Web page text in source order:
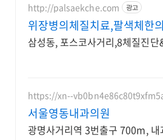
http://palsaekche.com 광고
위장병의체질치료,팔색체한
삼성동, 포스코사거리,8체질진
https://xn--
서울영동내과의원
광명사거리역 3번출구 700m, 내